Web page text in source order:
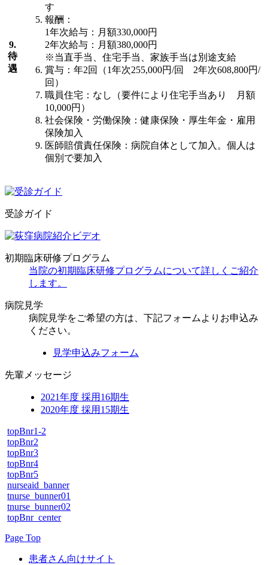
9.
待
遇
す
報酬：
1年次給与：月額330,000円
2年次給与：月額380,000円
※当直手当、住宅手当、家族手当は別途支給
賞与：年2回（1年次255,000円/回 2年次608,800円/
回）
職員住宅：なし（要件により住宅手当あり 月額
10,000円）
社会保険・労働保険：健康保険・厚生年金・雇用
保険加入
医師賠償責任保険：病院自体として加入。個人は
個別で要加入
受診ガイド
初期臨床研修プログラム
当院の初期臨床研修プログラムについて詳しくご紹介
します。
病院見学
病院見学をご希望の方は、下記フォームよりお申込み
ください。
見学申込みフォーム
先輩メッセージ
2021年度 採用16期生
2020年度 採用15期生
topBnr1-2
topBnr2
topBnr3
topBnr4
topBnr5
nurseaid_banner
tnurse_bunner01
tnurse_bunner02
topBnr_center
Page Top
患者さん向けサイト